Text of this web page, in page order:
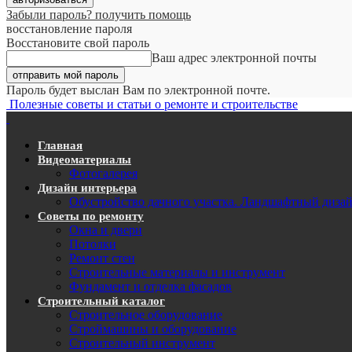
Забыли пароль? получить помощь
восстановление пароля
Восстановите свой пароль
Ваш адрес электронной почты
Пароль будет выслан Вам по электронной почте.
Полезные советы и статьи о ремонте и строительстве
Главная
Видеоматериалы
Фотогалерея
Дизайн интерьера
Обустройство дачного участка. Ландшафтный
Советы по ремонту
Окна и двери
Потолки
Ремонт стен
Строительные материалы и инструмент
Фундамент и отделка фасадов
Строительный каталог
Строительное оборудование
Строймашины и оборудование
Строительный инструмент